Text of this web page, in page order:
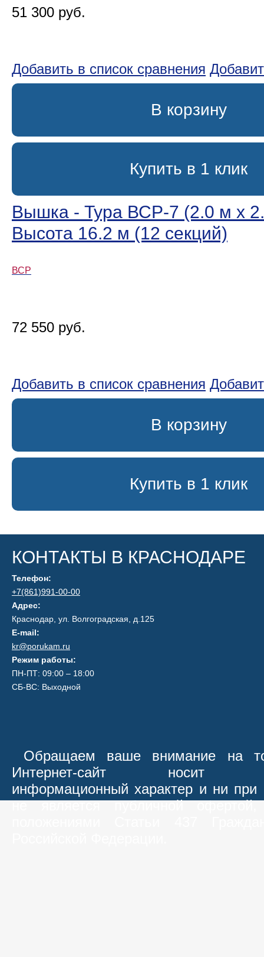
51 300 руб.
Добавить в список сравнения
В корзину
Купить в 1 клик
Вышка - Тура ВСР-7 (2.0 м х
Высота 16.2 м (12 секций)
ВСР
72 550 руб.
Добавить в список сравнения
В корзину
Купить в 1 клик
КОНТАКТЫ В КРАСНОДАРЕ
Телефон:
+7(861)991-00-00
Адрес:
Краснодар, ул. Волгоградская, д.125
E-mail:
kr@porukam.ru
Режим работы:
ПН-ПТ: 09:00 – 18:00
СБ-ВС: Выходной
Обращаем ваше внимание на
Интернет-сайт носит
информационный характер и ни при
не является публичной офертой,